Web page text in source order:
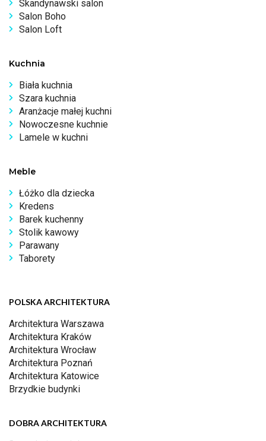
Skandynawski salon
Salon Boho
Salon Loft
Kuchnia
Biała kuchnia
Szara kuchnia
Aranżacje małej kuchni
Nowoczesne kuchnie
Lamele w kuchni
Meble
Łóżko dla dziecka
Kredens
Barek kuchenny
Stolik kawowy
Parawany
Taborety
POLSKA ARCHITEKTURA
Architektura Warszawa
Architektura Kraków
Architektura Wrocław
Architektura Poznań
Architektura Katowice
Brzydkie budynki
DOBRA ARCHITEKTURA